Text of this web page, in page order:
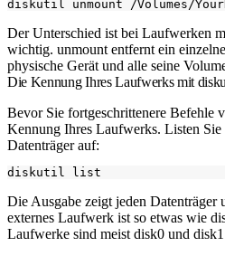
Der Unterschied ist bei Laufwerken
wichtig. unmount entfernt ein
physische Gerät und alle seine
Die Kennung Ihres Laufwerks mit
Bevor Sie fortgeschrittenere Befehle
Kennung Ihres Laufwerks. Listen Sie
Datenträger auf:
Die Ausgabe zeigt jeden Datenträger
externes Laufwerk ist so etwas wie
Laufwerke sind meist disk0 und disk1